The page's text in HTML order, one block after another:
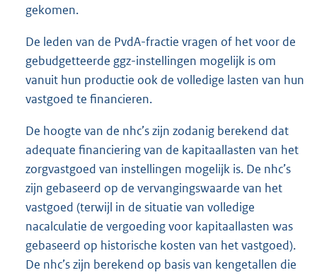
gekomen.
De leden van de PvdA-fractie vragen of het voor de
gebudgetteerde ggz-instellingen mogelijk is om
vanuit hun productie ook de volledige lasten van hun
vastgoed te financieren.
De hoogte van de nhc’s zijn zodanig berekend dat
adequate financiering van de kapitaallasten van het
zorgvastgoed van instellingen mogelijk is. De nhc’s
zijn gebaseerd op de vervangingswaarde van het
vastgoed (terwijl in de situatie van volledige
nacalculatie de vergoeding voor kapitaallasten was
gebaseerd op historische kosten van het vastgoed).
De nhc’s zijn berekend op basis van kengetallen die